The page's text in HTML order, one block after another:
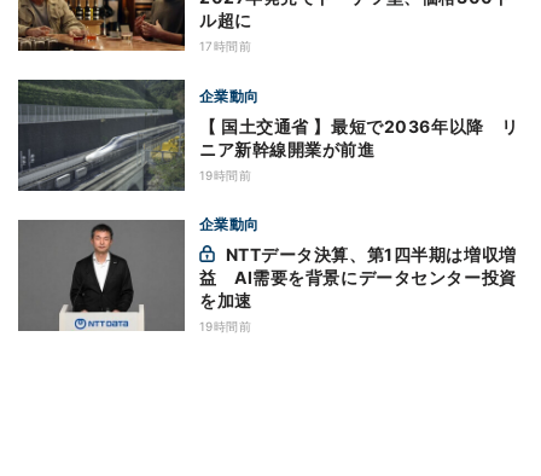
ル超に
17時間前
企業動向
【 国土交通省 】最短で2036年以降 リ
ニア新幹線開業が前進
19時間前
企業動向
益 AI需要を背景にデータセンター投資
を加速
19時間前